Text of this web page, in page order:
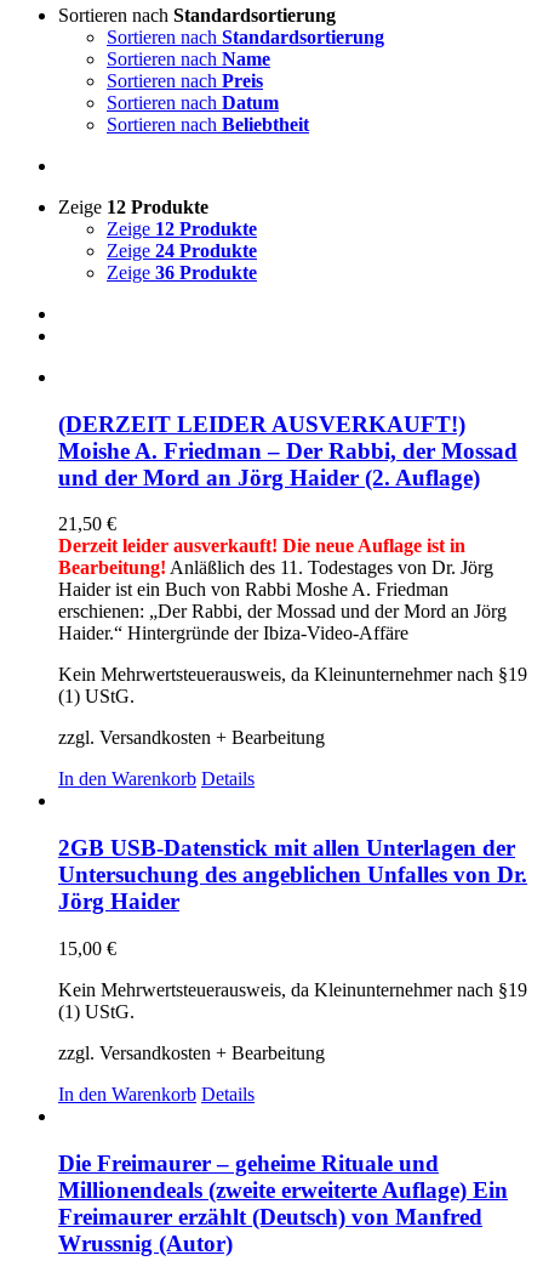
Sortieren nach Standardsortierung
Sortieren nach Standardsortierung
Sortieren nach Name
Sortieren nach Preis
Sortieren nach Datum
Sortieren nach Beliebtheit
Zeige 12 Produkte
Zeige 12 Produkte
Zeige 24 Produkte
Zeige 36 Produkte
(DERZEIT LEIDER AUSVERKAUFT!)
Moishe A. Friedman – Der Rabbi, der Mossad
und der Mord an Jörg Haider (2. Auflage)
21,50 €
Derzeit leider ausverkauft! Die neue Auflage ist in
Bearbeitung! Anläßlich des 11. Todestages von Dr. Jörg
Haider ist ein Buch von Rabbi Moshe A. Friedman
erschienen: „Der Rabbi, der Mossad und der Mord an Jörg
Haider.“ Hintergründe der Ibiza-Video-Affäre
Kein Mehrwertsteuerausweis, da Kleinunternehmer nach §19
(1) UStG.
zzgl. Versandkosten + Bearbeitung
In den Warenkorb Details
2GB USB-Datenstick mit allen Unterlagen der
Untersuchung des angeblichen Unfalles von Dr.
Jörg Haider
15,00 €
Kein Mehrwertsteuerausweis, da Kleinunternehmer nach §19
(1) UStG.
zzgl. Versandkosten + Bearbeitung
In den Warenkorb Details
Die Freimaurer – geheime Rituale und
Millionendeals (zweite erweiterte Auflage) Ein
Freimaurer erzählt (Deutsch) von Manfred
Wrussnig (Autor)